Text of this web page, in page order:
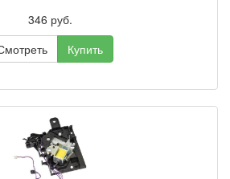
346 руб.
Купить